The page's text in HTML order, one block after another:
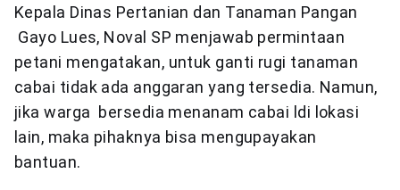
Kepala Dinas Pertanian dan Tanaman Pangan
Gayo Lues, Noval SP menjawab permintaan
petani mengatakan, untuk ganti rugi tanaman
cabai tidak ada anggaran yang tersedia. Namun,
jika warga bersedia menanam cabai ldi lokasi
lain, maka pihaknya bisa mengupayakan
bantuan.